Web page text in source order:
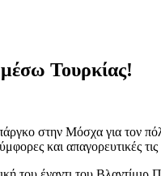
Τουρκίας!
στην Μόσχα για τον
και απαγορευτικές